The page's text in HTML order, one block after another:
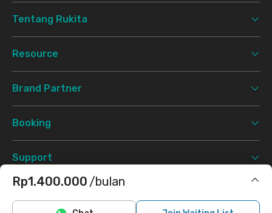
Rp1.400.000 /bulan
Termasuk air
Tentang Rukita
Resource
Brand Partner
Booking
Support
©2026 Rukita. All rights reserved.